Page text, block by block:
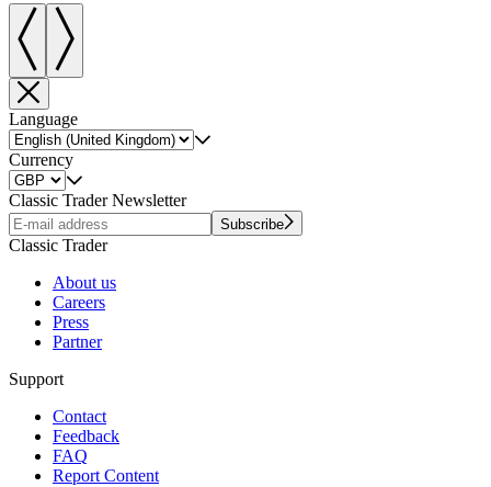
Language
Currency
Classic Trader Newsletter
Subscribe
Classic Trader
About us
Careers
Press
Partner
Support
Contact
Feedback
FAQ
Report Content